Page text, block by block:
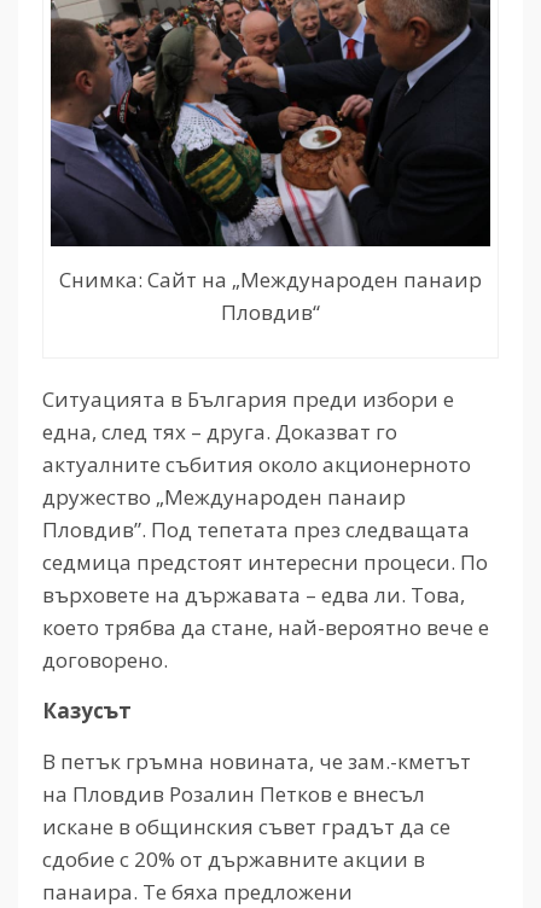
Снимка: Сайт на „Международен панаир
Пловдив“
Ситуацията в България преди избори е
една, след тях – друга. Доказват го
актуалните събития около акционерното
дружество „Международен панаир
Пловдив”. Под тепетата през следващата
седмица предстоят интересни процеси. По
върховете на държавата – едва ли. Това,
което трябва да стане, най-вероятно вече е
договорено.
Казусът
В петък гръмна новината, че зам.-кметът
на Пловдив Розалин Петков е внесъл
искане в общинския съвет градът да се
сдобие с 20% от държавните акции в
панаира. Те бяха предложени